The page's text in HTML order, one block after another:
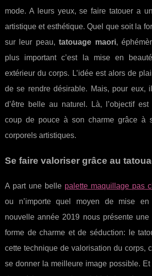
mode. A leurs yeux, se faire tatouer a
artistique et esthétique. Quel que soit la
sur leur peau,tatouage maori,
plus important c’est la mise en
extérieur du corps. L’idée est alors de
de se rendre désirable. Mais, pour eux,
d’être belle au naturel. Là, l’objectif
coup de pouce à son charme grâce à
corporels artistiques.
Se faire valoriser grâce au
A part une belle palette maquillage pas
ou n’importe quel moyen de mise en
nouvelle année 2019 nous présente une
forme de charme et de séduction: le
cette technique de valorisation du corps,
se donner la meilleure image possible.